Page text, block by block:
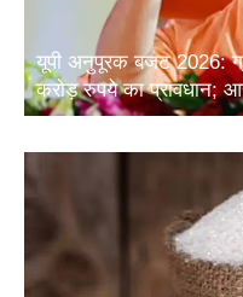
यूपी अनुपूरक बजट 2026:
करोड़ रुपये का प्रावधान;